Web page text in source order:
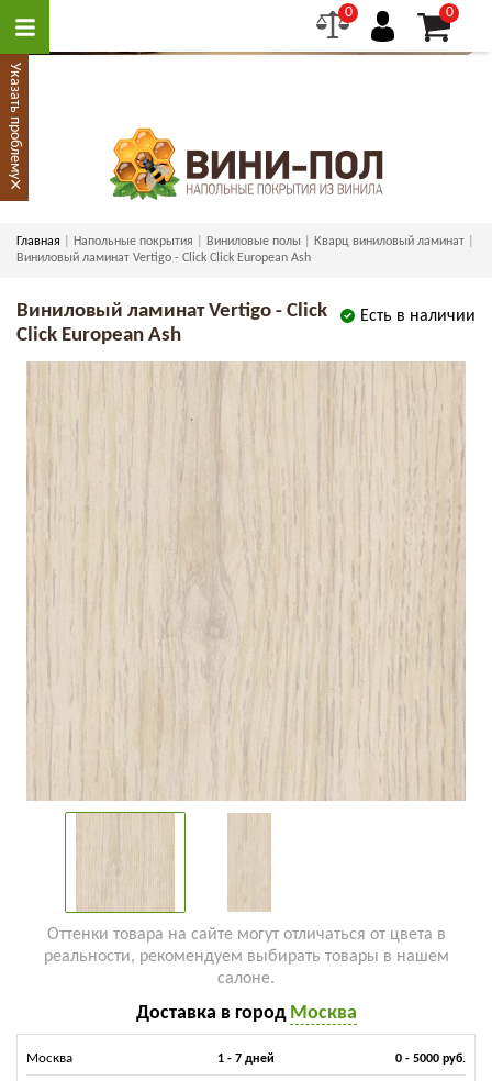
0 0
Главная Напольные покрытия Виниловые полы
Кварц виниловый ламинат
Виниловый ламинат Vertigo - Click Click European Ash
Есть в наличии
Виниловый ламинат Vertigo - Click
Click European Ash
Оттенки товара на сайте могут отличаться от цвета в
реальности, рекомендуем выбирать товары в нашем
салоне.
Доставка в город Москва
Москва 1 - 7 дней 0 - 5000 руб.
Указать проблему
×